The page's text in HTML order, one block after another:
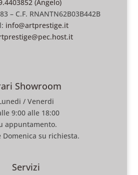
(Angelo)
– C.F. RNANTN62B03B442B
info@artprestige.it
Showroom
/ Venerdi
9:00 alle 18:00
appuntamento.
Domenica su richiesta.
Servizi